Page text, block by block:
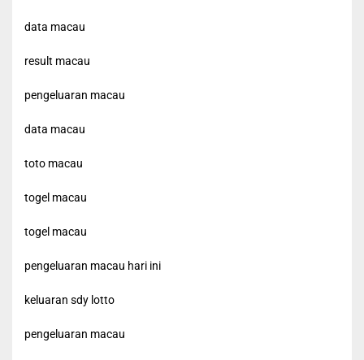
data macau
result macau
pengeluaran macau
data macau
toto macau
togel macau
togel macau
pengeluaran macau hari ini
keluaran sdy lotto
pengeluaran macau